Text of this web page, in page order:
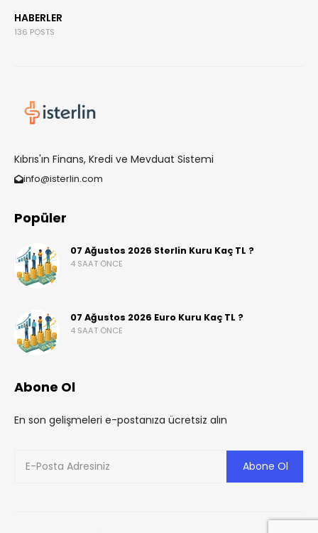
HABERLER
136 POSTS
Kıbrıs'ın Finans, Kredi ve Mevduat Sistemi
info@isterlin.com
Popüler
07 Ağustos 2026 Sterlin Kuru Kaç TL ?
4 SAAT ÖNCE
07 Ağustos 2026 Euro Kuru Kaç TL ?
4 SAAT ÖNCE
Abone Ol
En son gelişmeleri e-postanıza ücretsiz alın